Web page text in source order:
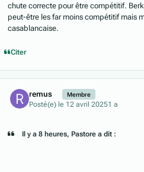
chute correcte pour être compétitif.
peut-être les far moins compétitif mais
casablancaise.
Citer
remus Membre
Posté(e) le 12 avril 20251 a
Il y a 8 heures, Pastore a dit :